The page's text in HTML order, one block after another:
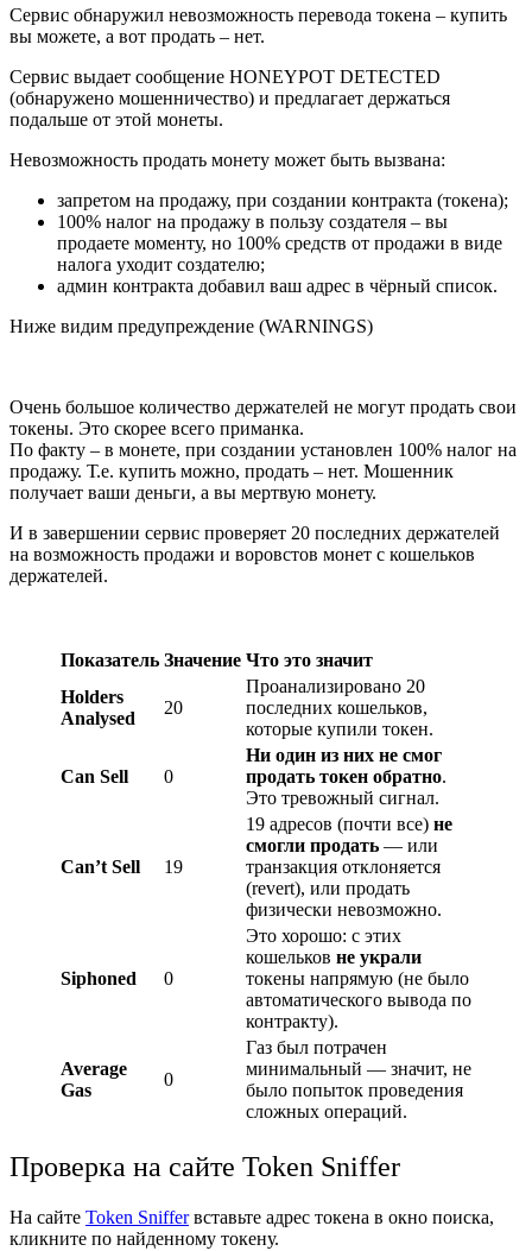
Сервис обнаружил невозможность перевода токена – купить
вы можете, а вот продать – нет.
Сервис выдает сообщение HONEYPOT DETECTED
(обнаружено мошенничество) и предлагает держаться
подальше от этой монеты.
Невозможность продать монету может быть вызвана:
запретом на продажу, при создании контракта (токена);
100% налог на продажу в пользу создателя – вы
продаете моменту, но 100% средств от продажи в виде
налога уходит создателю;
админ контракта добавил ваш адрес в чёрный список.
Ниже видим предупреждение (WARNINGS)
Очень большое количество держателей не могут продать свои
токены. Это скорее всего приманка.
По факту – в монете, при создании установлен 100% налог на
продажу. Т.е. купить можно, продать – нет. Мошенник
получает ваши деньги, а вы мертвую монету.
И в завершении сервис проверяет 20 последних держателей
на возможность продажи и воровстов монет с кошельков
держателей.
Показатель Значение Что это значит
Holders
Analysed
20
Проанализировано 20
последних кошельков,
которые купили токен.
Can Sell 0
Ни один из них не смог
продать токен обратно.
Это тревожный сигнал.
Can’t Sell 19
19 адресов (почти все) не
смогли продать — или
транзакция отклоняется
(revert), или продать
физически невозможно.
Siphoned 0
Это хорошо: с этих
кошельков не украли
токены напрямую (не было
автоматического вывода по
контракту).
Average
Gas
0
Газ был потрачен
минимальный — значит, не
было попыток проведения
сложных операций.
Проверка на сайте Token Sniffer
На сайте Token Snifferвставьте адрес токена в окно поиска,
кликните по найденному токену.